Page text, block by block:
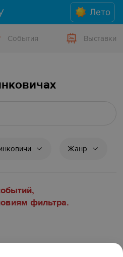
Лето
События Выставки
Жанр
фильтра.